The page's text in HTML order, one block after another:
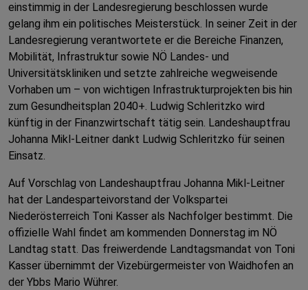
einstimmig in der Landesregierung beschlossen wurde
gelang ihm ein politisches Meisterstück. In seiner Zeit in der
Landesregierung verantwortete er die Bereiche Finanzen,
Mobilität, Infrastruktur sowie NÖ Landes- und
Universitätskliniken und setzte zahlreiche wegweisende
Vorhaben um – von wichtigen Infrastrukturprojekten bis hin
zum Gesundheitsplan 2040+. Ludwig Schleritzko wird
künftig in der Finanzwirtschaft tätig sein. Landeshauptfrau
Johanna Mikl-Leitner dankt Ludwig Schleritzko für seinen
Einsatz.
Auf Vorschlag von Landeshauptfrau Johanna Mikl-Leitner
hat der Landesparteivorstand der Volkspartei
Niederösterreich Toni Kasser als Nachfolger bestimmt. Die
offizielle Wahl findet am kommenden Donnerstag im NÖ
Landtag statt. Das freiwerdende Landtagsmandat von Toni
Kasser übernimmt der Vizebürgermeister von Waidhofen an
der Ybbs Mario Wührer.